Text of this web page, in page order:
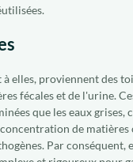
à elles, proviennent des
fécales et de l'urine.
que les eaux grises,
de matières
Par conséquent,